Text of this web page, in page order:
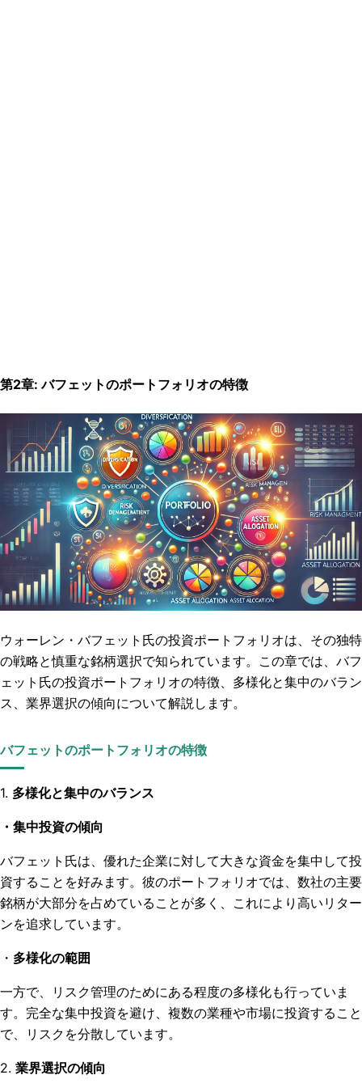
第2章:バフェットのポートフォリオの特徴
ウォーレン・バフェット氏の投資ポートフォリオは、その独特
の戦略と慎重な銘柄選択で知られています。この章では、バフ
ェット氏の投資ポートフォリオの特徴、多様化と集中のバラン
ス、業界選択の傾向について解説します。
バフェットのポートフォリオの特徴
1. 多様化と集中のバランス
・集中投資の傾向
バフェット氏は、優れた企業に対して大きな資金を集中して投
資することを好みます。彼のポートフォリオでは、数社の主要
銘柄が大部分を占めていることが多く、これにより高いリター
ンを追求しています。
・ 多様化の範囲
一方で、リスク管理のためにある程度の多様化も行っていま
す。完全な集中投資を避け、複数の業種や市場に投資すること
で、リスクを分散しています。
2. 業界選択の傾向